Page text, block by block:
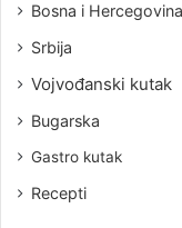
Bosna i Hercegovina
Srbija
Vojvođanski kutak
Bugarska
Gastro kutak
Recepti